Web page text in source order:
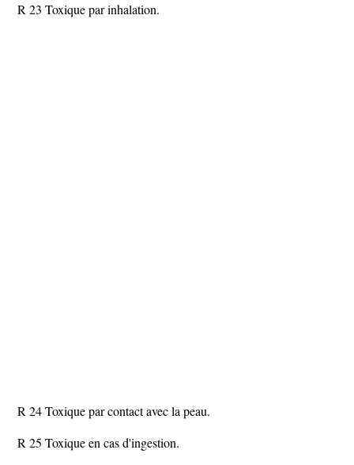
R 23 Toxique par inhalation.
R 24 Toxique par contact avec la peau.
R 25 Toxique en cas d'ingestion.